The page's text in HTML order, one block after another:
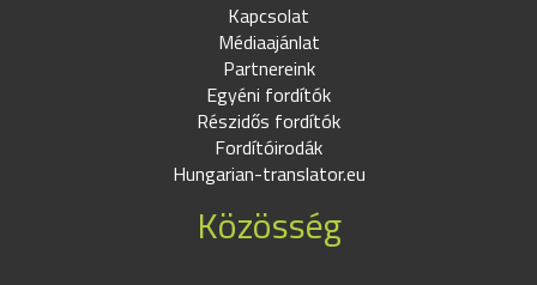
Kapcsolat
Médiaajánlat
Partnereink
Egyéni fordítók
Részidős fordítók
Fordítóirodák
Hungarian-translator.eu
Közösség